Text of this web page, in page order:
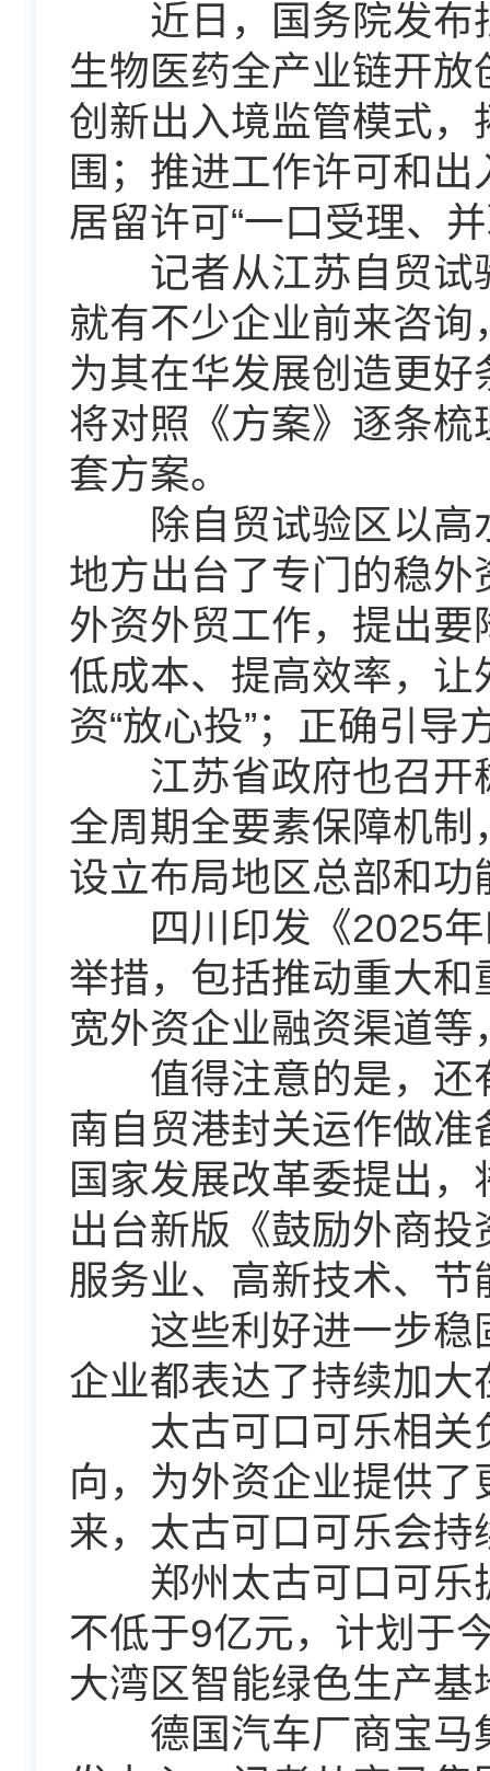
近日，国务院发布批
生物医药全产业链开
创新出入境监管模式，
围；推进工作许可和
居留许可“一口受理、
记者从江苏自贸试验
就有不少企业前来咨
为其在华发展创造更
将对照《方案》逐条
套方案。
除自贸试验区以高水
地方出台了专门的稳
外资外贸工作，提出要
低成本、提高效率，让
资“放心投”；正确引导
江苏省政府也召开稳
全周期全要素保障机
设立布局地区总部和功
四川印发《2025年
举措，包括推动重大
宽外资企业融资渠道
值得注意的是，还有
南自贸港封关运作做准
国家发展改革委提出
出台新版《鼓励外商
服务业、高新技术、
这些利好进一步稳固
企业都表达了持续加
太古可口可乐相关
向，为外资企业提供
来，太古可口可乐会持
郑州太古可口可乐扩
不低于9亿元，计划于
大湾区智能绿色生产
德国汽车厂商宝马集